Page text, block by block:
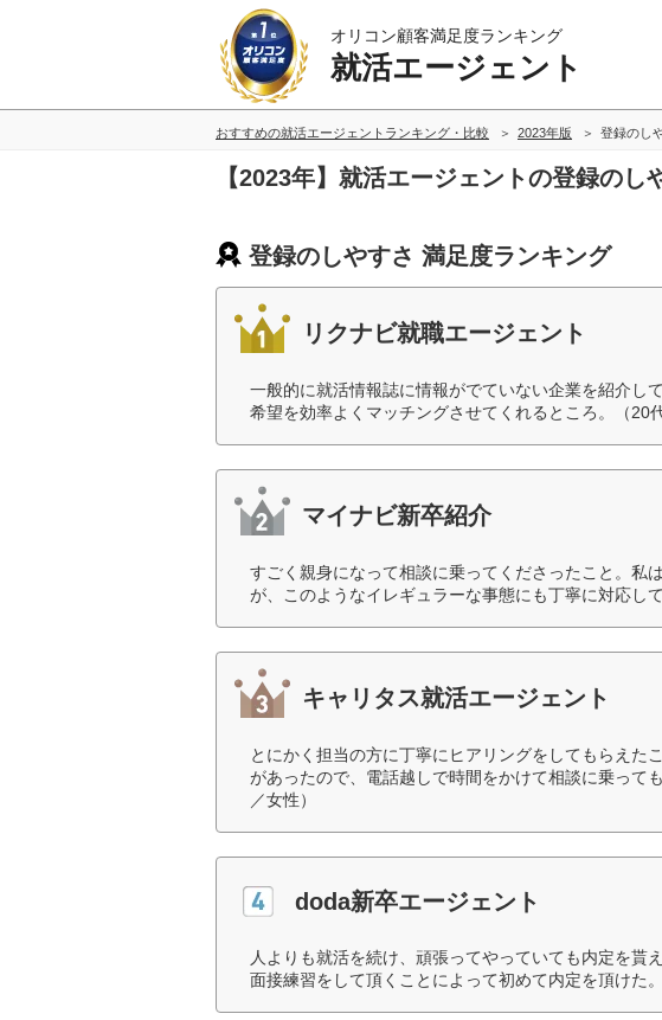
オリコン顧客満足度ランキング
就活エージェント
おすすめの就活エージェントランキング・比較 2023年版 登録のし
【2023年】就活エージェントの登録の
登録のしやすさ 満足度ランキング
リクナビ就職エージェント
一般的に就活情報誌に情報がでていない企業を紹介し
希望を効率よくマッチングさせてくれるところ。（20
マイナビ新卒紹介
すごく親身になって相談に乗ってくださったこと。私
が、このようなイレギュラーな事態にも丁寧に対応し
キャリタス就活エージェント
とにかく担当の方に丁寧にヒアリングをしてもらえた
があったので、電話越しで時間をかけて相談に乗って
／女性）
doda新卒エージェント
人よりも就活を続け、頑張ってやっていても内定を貰
面接練習をして頂くことによって初めて内定を頂けた